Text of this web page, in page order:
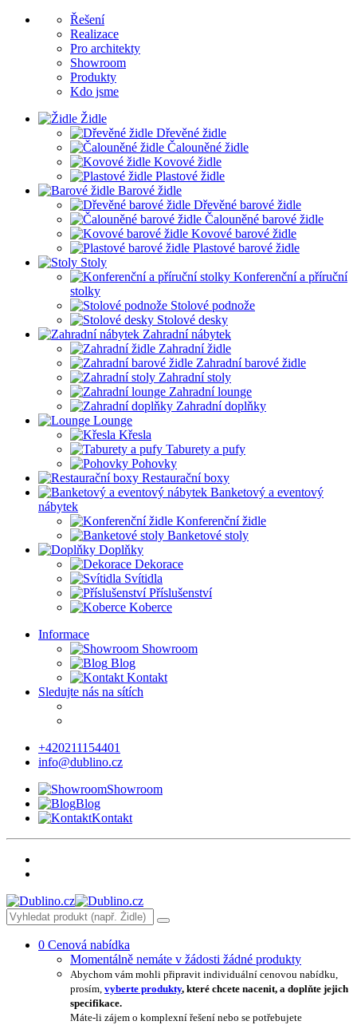
Řešení
Realizace
Pro architekty
Showroom
Produkty
Kdo jsme
Židle
Dřevěné židle
Čalouněné židle
Kovové židle
Plastové židle
Barové židle
Dřevěné barové židle
Čalouněné barové židle
Kovové barové židle
Plastové barové židle
Stoly
Konferenční a příruční
stolky
Stolové podnože
Stolové desky
Zahradní nábytek
Zahradní židle
Zahradní barové židle
Zahradní stoly
Zahradní lounge
Zahradní doplňky
Lounge
Křesla
Taburety a pufy
Pohovky
Restaurační boxy
Banketový a eventový
nábytek
Konferenční židle
Banketové stoly
Doplňky
Dekorace
Svítidla
Příslušenství
Koberce
Informace
Showroom
Blog
Kontakt
Sledujte nás na sítích
+420211154401
info@dublino.cz
Showroom
Blog
Kontakt
0 Cenová nabídka
Momentálně nemáte v žádosti žádné produkty
Abychom vám mohli připravit individuální cenovou nabídku,
prosím, vyberte produkty, které chcete nacenit, a doplňte jejich
specifikace.
Máte-li zájem o komplexní řešení nebo se potřebujete